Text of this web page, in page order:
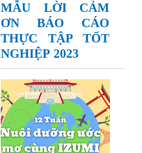
MẪU LỜI CẢM
ƠN BÁO CÁO
THỰC TẬP TỐT
NGHIỆP 2023